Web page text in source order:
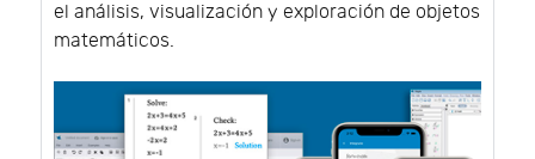
el análisis, visualización y exploración de objetos
matemáticos.